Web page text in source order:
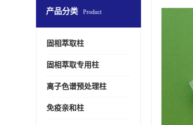
产品分类 Product
固相萃取柱
固相萃取专用柱
离子色谱预处理柱
免疫亲和柱